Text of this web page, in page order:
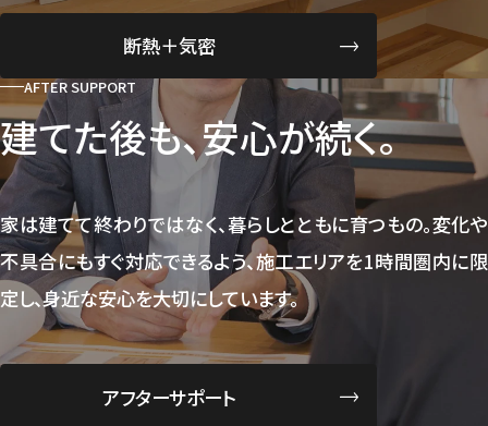
断熱＋気密
AFTER SUPPORT
建てた後も、安心が続く。
家は建てて終わりではなく、暮らしとともに育つもの。変化や
不具合にもすぐ対応できるよう、施工エリアを1時間圏内に限
定し、身近な安心を大切にしています。
アフターサポート